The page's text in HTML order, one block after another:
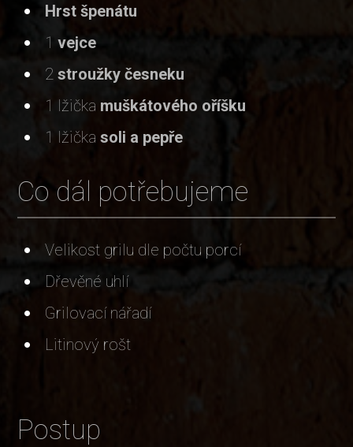
Hrst špenátu
1 vejce
2stroužky česneku
1 lžička muškátového oříšku
1 lžička soli a pepře
Co dál potřebujeme
Velikost grilu dle počtu porcí
Dřevěné uhlí
Grilovací nářadí
Litinový rošt
Postup